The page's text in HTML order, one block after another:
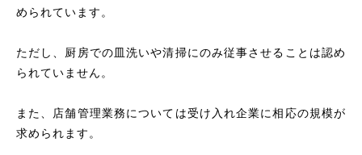
められています。
ただし、厨房での皿洗いや清掃にのみ従事させることは認め
られていません。
また、店舗管理業務については受け入れ企業に相応の規模が
求められます。